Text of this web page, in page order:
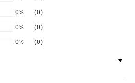
0% (0)
0% (0)
0% (0)